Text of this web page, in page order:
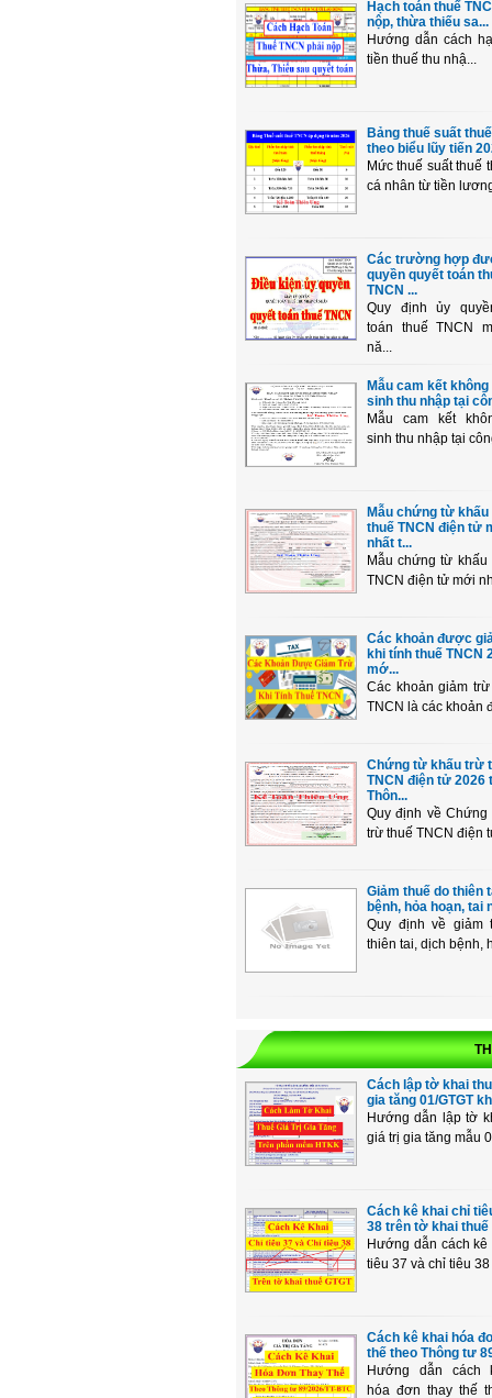
Hạch toán thuế
nộp, thừa thiếu sa...
Hướng dẫn cách
tiền thuế thu nhậ...
Bảng thuế suất
theo biểu lũy tiến
Mức thuế suất thuế
cá nhân từ tiền
Các trường hợp
quyền quyết toán
TNCN ...
Quy định ủy
toán thuế TNCN
nă...
Mẫu cam kết không
sinh thu nhập tại
Mẫu cam kết
sinh thu nhập tại
Mẫu chứng từ
thuế TNCN điện tử
nhất t...
Mẫu chứng từ khấu
TNCN điện tử mới
Các khoản được
khi tính thuế TNCN
mớ...
Các khoản giảm
TNCN là các khoản
Chứng từ khấu trừ
TNCN điện tử 2026
Thôn...
Quy định về Chứng
trừ thuế TNCN điện
Giảm thuế do thiên
bệnh, hỏa hoạn, tai
Quy định về giảm
thiên tai, dịch bệnh,
Cách lập tờ khai
gia tăng 01/GTGT
Hướng dẫn lập tờ
giá trị gia tăng mẫu
Cách kê khai chỉ
38 trên tờ khai thuế
Hướng dẫn cách kê
tiêu 37 và chỉ tiêu 38
Cách kê khai hóa
thế theo Thông tư
Hướng dẫn cách
hóa đơn thay thế